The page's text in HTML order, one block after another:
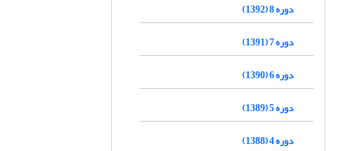
دوره 8 (1392)
دوره 7 (1391)
دوره 6 (1390)
دوره 5 (1389)
دوره 4 (1388)